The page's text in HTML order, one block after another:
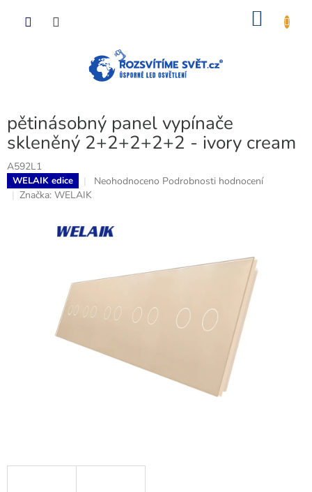
pětinásobný panel vypínače
skleněný 2+2+2+2+2 - ivory cream
A592L1
WELAIK edice
Průměrné
0,0
hvězdiček.
Neohodnoceno Podrobnosti hodnocení
Značka: WELAIK